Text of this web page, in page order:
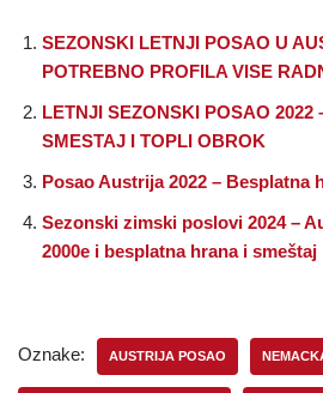
SEZONSKI LETNJI POSAO U
POTREBNO PROFILA VISE
LETNJI SEZONSKI POSAO 2022
SMESTAJ I TOPLI OBROK
Posao Austrija 2022 – Besplatna
Sezonski zimski poslovi 2024 –
2000e i besplatna hrana i smeštaj
Oznake: AUSTRIJA POSAO